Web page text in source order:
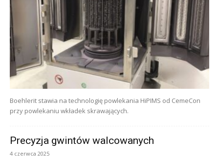
Boehlerit stawia na technologię powlekania HiPIMS od CemeCon
przy powlekaniu wkładek skrawających.
Precyzja gwintów walcowanych
4 czerwca 2025